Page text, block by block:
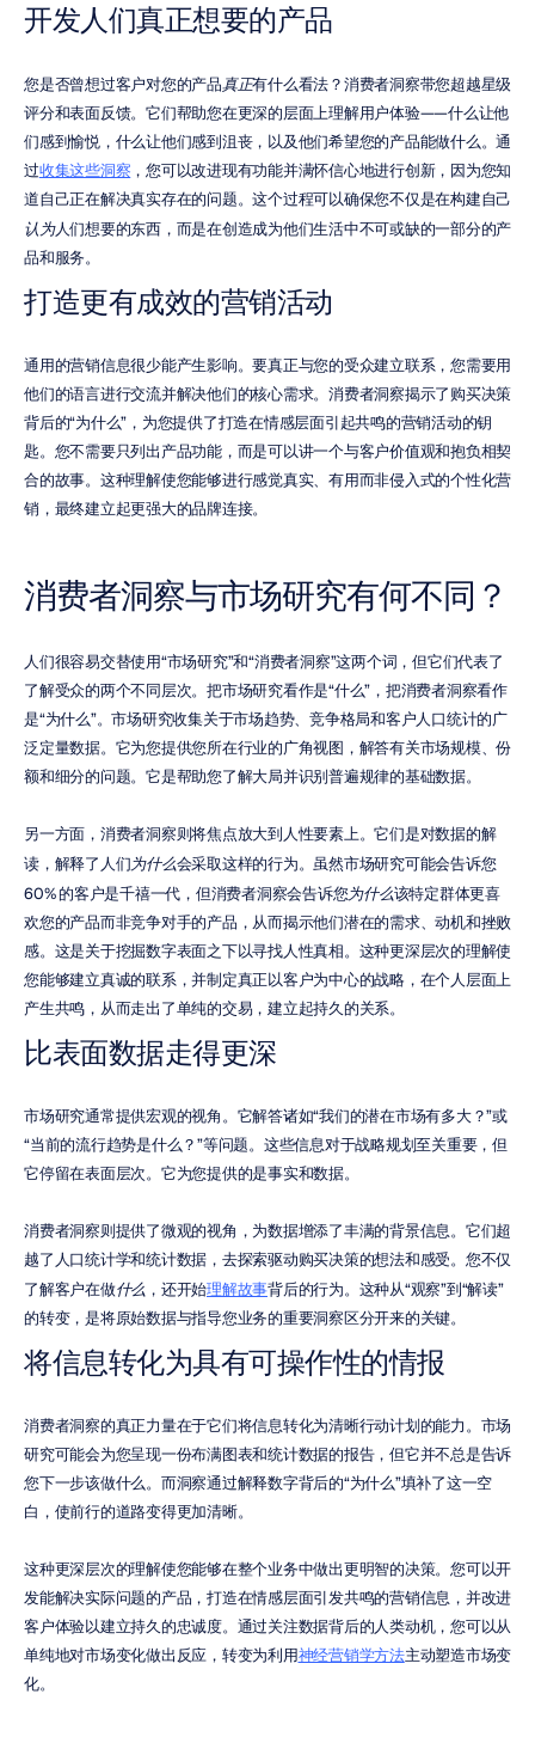
开发人们真正想要的产品
您是否曾想过客户对您的产品真正有什么看法？消费者洞察带您超越星级
评分和表面反馈。它们帮助您在更深的层面上理解用户体验——什么让他
们感到愉悦，什么让他们感到沮丧，以及他们希望您的产品能做什么。通
过收集这些洞察 ，您可以改进现有功能并满怀信心地进行创新，因为您知
道自己正在解决真实存在的问题。这个过程可以确保您不仅是在构建自己
认为人们想要的东西，而是在创造成为他们生活中不可或缺的一部分的产
品和服务。
打造更有成效的营销活动
通用的营销信息很少能产生影响。要真正与您的受众建立联系，您需要用
他们的语言进行交流并解决他们的核心需求。消费者洞察揭示了购买决策
背后的“为什么”，为您提供了打造在情感层面引起共鸣的营销活动的钥
匙。您不需要只列出产品功能，而是可以讲一个与客户价值观和抱负相契
合的故事。这种理解使您能够进行感觉真实、有用而非侵入式的个性化营
销，最终建立起更强大的品牌连接。
消费者洞察与市场研究有何不同？
人们很容易交替使用“市场研究”和“消费者洞察”这两个词，但它们代表了
了解受众的两个不同层次。把市场研究看作是“什么”，把消费者洞察看作
是“为什么”。市场研究收集关于市场趋势、竞争格局和客户人口统计的广
泛定量数据。它为您提供您所在行业的广角视图，解答有关市场规模、份
额和细分的问题。它是帮助您了解大局并识别普遍规律的基础数据。
另一方面，消费者洞察则将焦点放大到人性要素上。它们是对数据的解
读，解释了人们为什么会采取这样的行为。虽然市场研究可能会告诉您
60% 的客户是千禧一代，但消费者洞察会告诉您为什么该特定群体更喜
欢您的产品而非竞争对手的产品，从而揭示他们潜在的需求、动机和挫败
感。这是关于挖掘数字表面之下以寻找人性真相。这种更深层次的理解使
您能够建立真诚的联系，并制定真正以客户为中心的战略，在个人层面上
产生共鸣，从而走出了单纯的交易，建立起持久的关系。
比表面数据走得更深
市场研究通常提供宏观的视角。它解答诸如“我们的潜在市场有多大？”或
“当前的流行趋势是什么？”等问题。这些信息对于战略规划至关重要，但
它停留在表面层次。它为您提供的是事实和数据。
消费者洞察则提供了微观的视角，为数据增添了丰满的背景信息。它们超
越了人口统计学和统计数据，去探索驱动购买决策的想法和感受。您不仅
了解客户在做什么 ，还开始理解故事背后的行为。这种从“观察”到“解读”
的转变，是将原始数据与指导您业务的重要洞察区分开来的关键。
将信息转化为具有可操作性的情报
消费者洞察的真正力量在于它们将信息转化为清晰行动计划的能力。市场
研究可能会为您呈现一份布满图表和统计数据的报告，但它并不总是告诉
您下一步该做什么。而洞察通过解释数字背后的“为什么”填补了这一空
白，使前行的道路变得更加清晰。
这种更深层次的理解使您能够在整个业务中做出更明智的决策。您可以开
发能解决实际问题的产品，打造在情感层面引发共鸣的营销信息，并改进
客户体验以建立持久的忠诚度。通过关注数据背后的人类动机，您可以从
单纯地对市场变化做出反应，转变为利用神经营销学方法主动塑造市场变
化。